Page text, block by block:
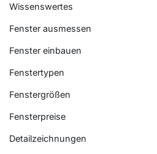
Wissenswertes
Fenster ausmessen
Fenster einbauen
Fenstertypen
Fenstergrößen
Fensterpreise
Detailzeichnungen